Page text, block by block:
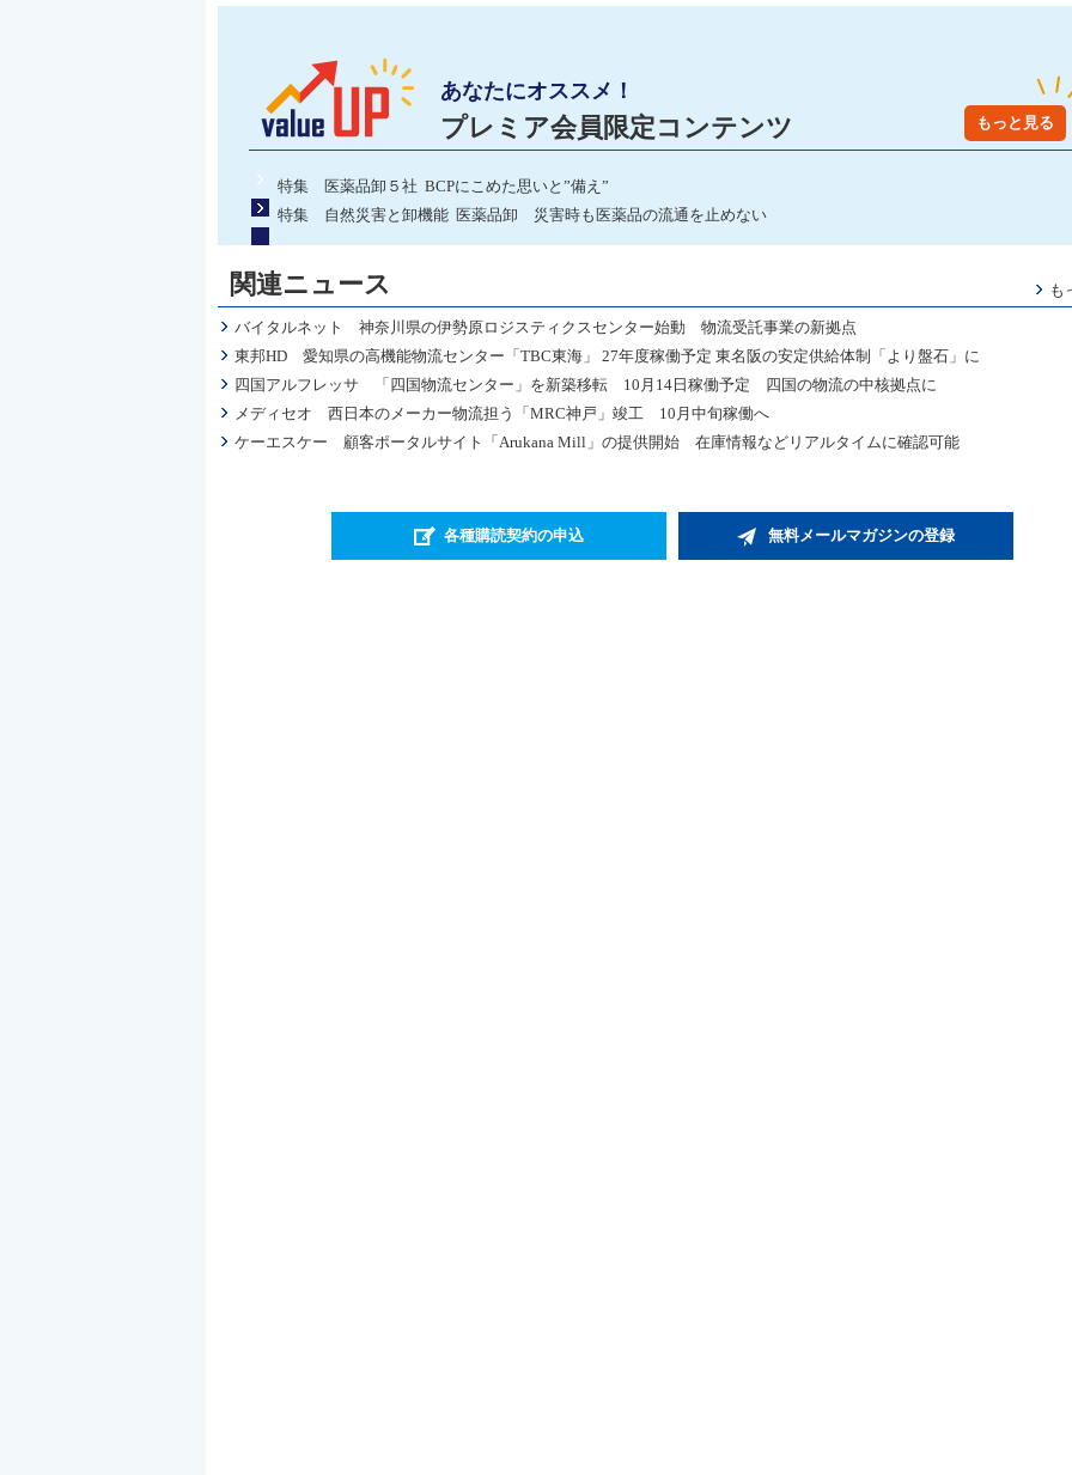
あなたにオススメ！
プレミア会員限定コンテンツ もっと見る
特集 医薬品卸５社 BCPにこめた思いと”備え”
特集 自然災害と卸機能 医薬品卸 災害時も医薬品の流通を止めない
関連ニュース も
バイタルネット 神奈川県の伊勢原ロジスティクスセンター始動 物流受託事業の新拠点
東邦HD 愛知県の高機能物流センター「TBC東海」 27年度稼働予定 東名阪の安定供給体制「より盤石」に
四国アルフレッサ 「四国物流センター」を新築移転 10月14日稼働予定 四国の物流の中核拠点に
メディセオ 西日本のメーカー物流担う「MRC神戸」竣工 10月中旬稼働へ
ケーエスケー 顧客ポータルサイト「Arukana Mill」の提供開始 在庫情報などリアルタイムに確認可能
各種購読契約の申込 無料メールマガジンの登録